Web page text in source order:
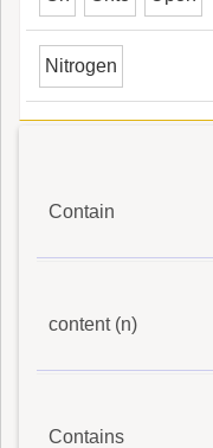
Nitrogen
Contain
content (n)
Contains